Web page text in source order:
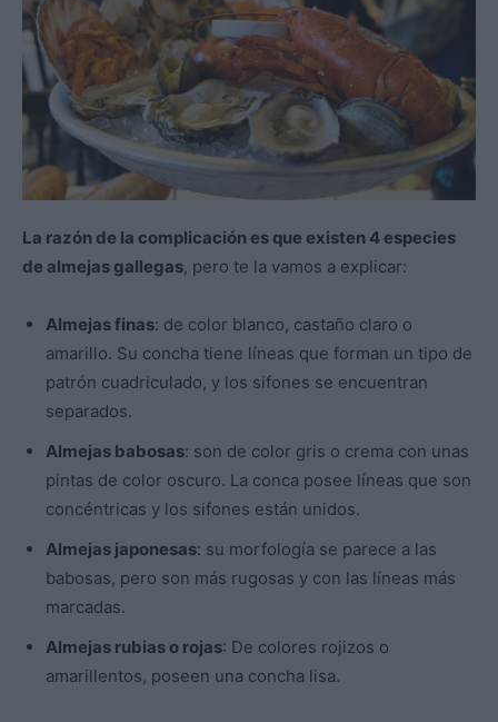
La razón de la complicación es que existen 4 especies
de almejas gallegas, pero te la vamos a explicar:
Almejas finas: de color blanco, castaño claro o
amarillo. Su concha tiene líneas que forman un tipo de
patrón cuadriculado, y los sifones se encuentran
separados.
Almejas babosas: son de color gris o crema con unas
pintas de color oscuro. La conca posee líneas que son
concéntricas y los sifones están unidos.
Almejas japonesas: su morfología se parece a las
babosas, pero son más rugosas y con las líneas más
marcadas.
Almejas rubias o rojas: De colores rojizos o
amarillentos, poseen una concha lisa.